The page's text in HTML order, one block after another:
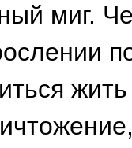
миг.